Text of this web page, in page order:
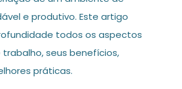
e produtivo. Este artigo
todos os aspectos
seus benefícios,
práticas.